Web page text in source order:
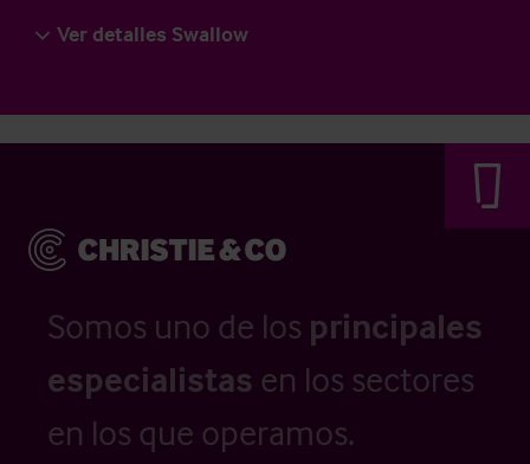
Ver detalles Swallow
Somos uno de los principales
especialistas en los sectores
en los que operamos.